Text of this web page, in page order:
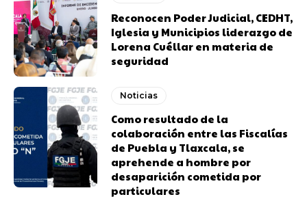
Reconocen Poder Judicial, CEDHT,
Iglesia y Municipios liderazgo de
Lorena Cuéllar en materia de
seguridad
Noticias
Como resultado de la
colaboración entre las Fiscalías
de Puebla y Tlaxcala, se
aprehende a hombre por
desaparición cometida por
particulares